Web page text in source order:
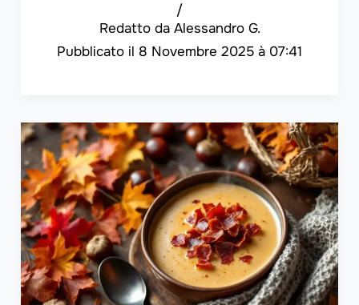
Alessandro G.
/
8 Novembre 2025 à 07:41